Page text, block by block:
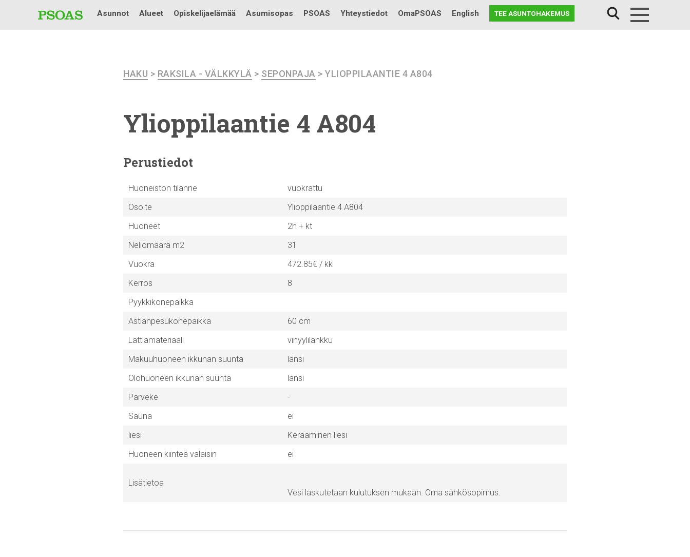
Testi
Asunnot Alueet Opiskelijaelämää Asumisopas PSOAS Yhteystiedot OmaPSOAS English TEE ASUNTOHAKEMUS
HAKU > RAKSILA - VÄLKKYLÄ > SEPONPAJA > YLIOPPILAANTIE 4 A804
Ylioppilaantie 4 A804
Perustiedot
Huoneiston tilanne
vuokrattu
Osoite
Ylioppilaantie 4 A804
Huoneet
2h + kt
Neliömäärä m2
31
Vuokra
472.85€ / kk
Kerros
8
Pyykkikonepaikka
Astianpesukonepaikka
60 cm
Lattiamateriaali
vinyylilankku
Makuuhuoneen ikkunan suunta
länsi
Olohuoneen ikkunan suunta
länsi
Parveke
-
Sauna
ei
liesi
Keraaminen liesi
Huoneen kiinteä valaisin
ei
Lisätietoa
Vesi laskutetaan kulutuksen mukaan. Oma sähkösopimus.